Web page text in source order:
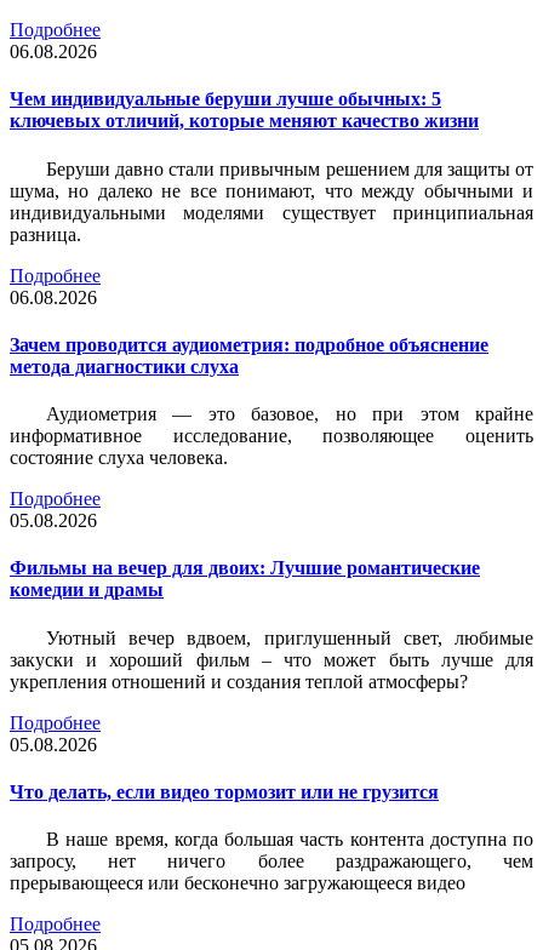
Подробнее
06.08.2026
Чем индивидуальные беруши лучше обычных: 5
ключевых отличий, которые меняют качество жизни
Беруши давно стали привычным решением для защиты от
шума, но далеко не все понимают, что между обычными и
индивидуальными моделями существует принципиальная
разница.
Подробнее
06.08.2026
Зачем проводится аудиометрия: подробное объяснение
метода диагностики слуха
Аудиометрия — это базовое, но при этом крайне
информативное исследование, позволяющее оценить
состояние слуха человека.
Подробнее
05.08.2026
Фильмы на вечер для двоих: Лучшие романтические
комедии и драмы
Уютный вечер вдвоем, приглушенный свет, любимые
закуски и хороший фильм – что может быть лучше для
укрепления отношений и создания теплой атмосферы?
Подробнее
05.08.2026
Что делать, если видео тормозит или не грузится
В наше время, когда большая часть контента доступна по
запросу, нет ничего более раздражающего, чем
прерывающееся или бесконечно загружающееся видео
Подробнее
05.08.2026